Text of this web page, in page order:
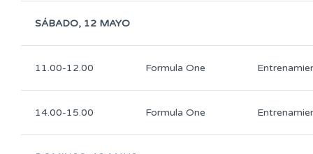
SÁBADO, 12 MAYO
11.00-12.00 Formula One
14.00-15.00 Formula One